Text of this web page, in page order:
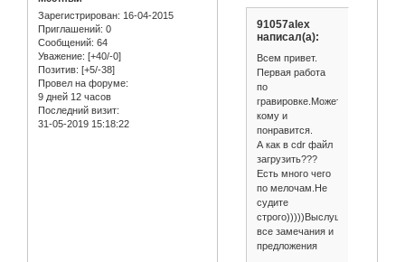
Зарегистрирован: 16-04-2015
Приглашений: 0
Сообщений: 64
Уважение: [+40/-0]
Позитив: [+5/-38]
Провел на форуме:
9 дней 12 часов
Последний визит:
31-05-2019 15:18:22
91057alex
написал(а):
Всем привет.
Первая работа
по
гравировке.Может
кому и
понравится.
А как в cdr файл
загрузить???
Есть много чего
по мелочам.Не
судите
строго)))))Выслушаю
все замечания и
предложения